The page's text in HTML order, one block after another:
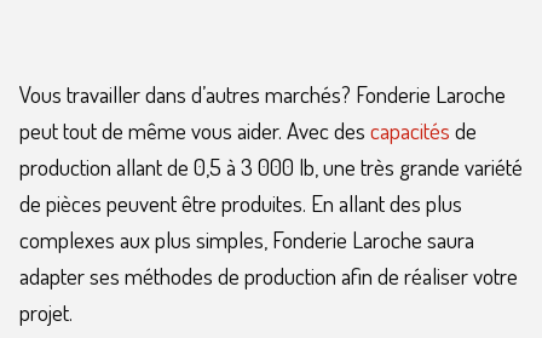
Vous travailler dans d’autres marchés? Fonderie Laroche
peut tout de même vous aider. Avec des capacités de
production allant de 0,5 à 3 000 lb, une très grande variété
de pièces peuvent être produites. En allant des plus
complexes aux plus simples, Fonderie Laroche saura
adapter ses méthodes de production afin de réaliser votre
projet.